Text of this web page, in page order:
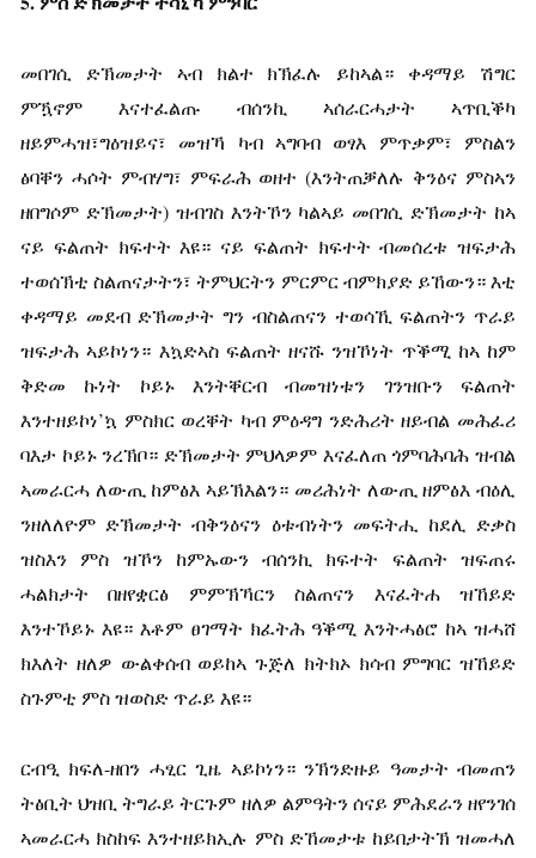
መበገሲ ድኽመታት ኣብ ክልተ ክኽፈሉ ይከኣል። ቀዳማይ ሽግር
ምዃኖም እናተፈልጡ ብሰንኪ ኣሰራርሓታት ኣጥቢቕካ
ዘይምሓዝ፣ግዕዝይና፣ መዝኻ ካብ ኣግባብ ወፃእ ምጥቃም፣ ምስልን
ፅባቐን ሓሶት ምብሃግ፣ ምፍራሕ ወዘተ (እንትጠቓለሉ ቅንዕና ምስኣን
ዘበግሶም ድኽመታት) ዝብገስ እንትኾን ካልኣይ መበገሲ ድኽመታት ከኣ
ናይ ፍልጠት ክፍተት እዩ። ናይ ፍልጠት ክፍተት ብመሰረቱ ዝፍታሕ
ተወሰኽቲ ስልጠናታትን፣ ትምህርትን ምርምር ብምክያድ ይኸውን። እቲ
ቀዳማይ መደብ ድኽመታት ግን ብስልጠናን ተወሳኺ ፍልጠትን ጥራይ
ዝፍታሕ ኣይኮነን። እኳድኣስ ፍልጠት ዘናሹ ንዝኾነት ጥቕሚ ከኣ ከም
ቅድመ ኩነት ኮይኑ እንትቐርብ ብመዝነቱን ገንዝቡን ፍልጠት
እንተዘይኮነ’ኳ ምስክር ወረቐት ካብ ምዕዳግ ንድሕሪት ዘይብል መሕፈሪ
ባእታ ኮይኑ ንረኽቦ። ድኽመታት ምህላዎም እናፈለጠ ጎምባሕባሕ ዝብል
ኣመራርሓ ለውጢ ከምፅእ ኣይኽእልን። መሪሕነት ለውጢ ዘምፅእ ብዕሊ
ንዘለለዮም ድኽመታት ብቅንዕናን ዕቱብነትን መፍትሒ ከደሊ ድቃስ
ዝስእን ምስ ዝኾን ከምኡውን ብሰንኪ ክፍተት ፍልጠት ዝፍጠሩ
ሓልክታት በዘየቋርፅ ምምኽኻርን ስልጠናን እናፈትሐ ዝኸይድ
እንተኾይኑ እዩ። እቶም ፀገማት ክፈትሕ ዓቕሚ እንትሓፅሮ ከኣ ዝሓሸ
ክእለት ዘለዎ ውልቀሰብ ወይከኣ ጉጅለ ክትክኦ ክሳብ ምግባር ዝኸይድ
ስጉምቲ ምስ ዝወስድ ጥራይ እዩ።
ርብዒ ክፍለ-ዘበን ሓፂር ጊዜ ኣይኮነን። ንኽንድዙይ ዓመታት ብመጠን
ትፅቢት ህዝቢ ትግራይ ትርጉም ዘለዎ ልምዓትን ሰናይ ምሕደራን ዘየንገሰ
ኣመራርሓ ክስከፍ እንተዘይክኢሉ ምስ ድኸመታቱ ከይበታትኽ ዝመሓለ